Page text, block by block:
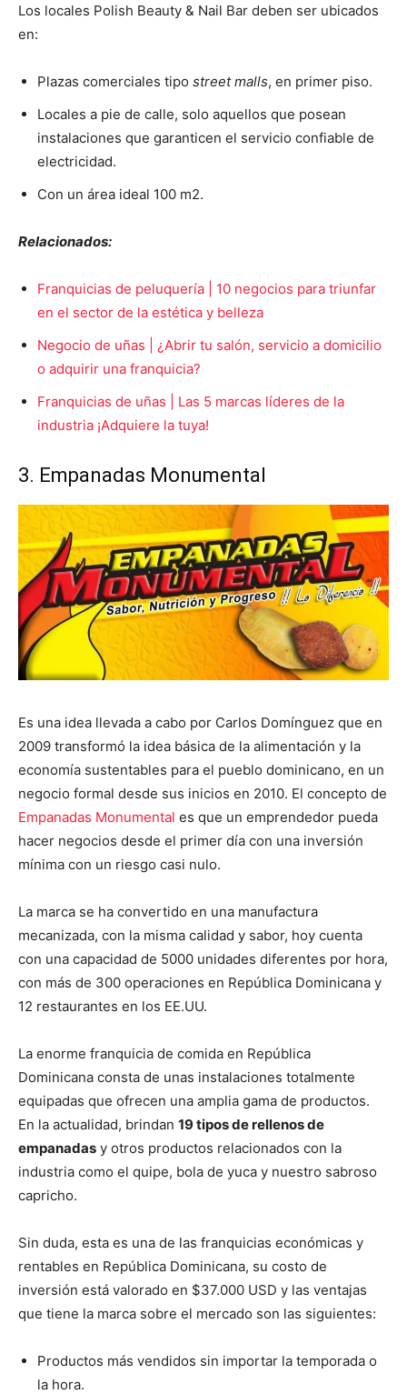
Los locales Polish Beauty & Nail Bar deben ser ubicados
en:
Plazas comerciales tipo street malls, en primer piso.
Locales a pie de calle, solo aquellos que posean
instalaciones que garanticen el servicio confiable de
electricidad.
Con un área ideal 100 m2.
Relacionados:
Franquicias de peluquería | 10 negocios para triunfar
en el sector de la estética y belleza
Negocio de uñas | ¿Abrir tu salón, servicio a domicilio
o adquirir una franquicia?
Franquicias de uñas | Las 5 marcas líderes de la
industria ¡Adquiere la tuya!
3. Empanadas Monumental
Es una idea llevada a cabo por Carlos Domínguez que en
2009 transformó la idea básica de la alimentación y la
economía sustentables para el pueblo dominicano, en un
negocio formal desde sus inicios en 2010. El concepto de
Empanadas Monumental es que un emprendedor pueda
hacer negocios desde el primer día con una inversión
mínima con un riesgo casi nulo.
La marca se ha convertido en una manufactura
mecanizada, con la misma calidad y sabor, hoy cuenta
con una capacidad de 5000 unidades diferentes por hora,
con más de 300 operaciones en República Dominicana y
12 restaurantes en los EE.UU.
La enorme franquicia de comida en República
Dominicana consta de unas instalaciones totalmente
equipadas que ofrecen una amplia gama de productos.
En la actualidad, brindan 19 tipos de rellenos de
empanadas y otros productos relacionados con la
industria como el quipe, bola de yuca y nuestro sabroso
capricho.
Sin duda, esta es una de las franquicias económicas y
rentables en República Dominicana, su costo de
inversión está valorado en $37.000 USD y las ventajas
que tiene la marca sobre el mercado son las siguientes:
Productos más vendidos sin importar la temporada o
la hora.